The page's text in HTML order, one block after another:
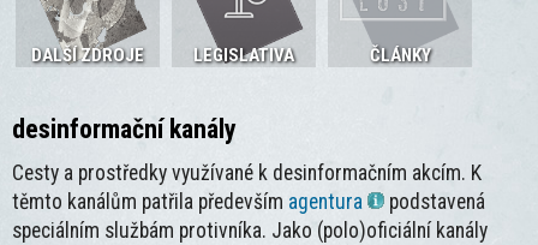
DALŠÍ ZDROJE LEGISLATIVA ČLÁNKY
desinformační kanály
Cesty a prostředky využívané k desinformačním akcím. K
těmto kanálům patřila především agentura
podstavená
speciálním službám protivníka. Jako (polo)oficiální kanály